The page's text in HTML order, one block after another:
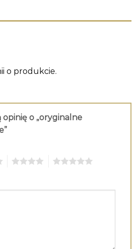
o produkcie.
opinię o „oryginalne